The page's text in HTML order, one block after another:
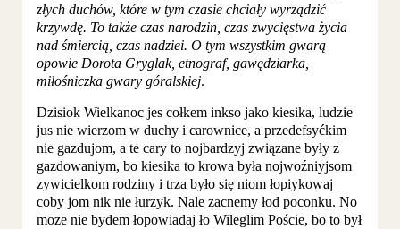
złych duchów, które w tym czasie chciały wyrządzić
krzywdę. To także czas narodzin, czas zwycięstwa życia
nad śmiercią, czas nadziei. O tym wszystkim gwarą
opowie Dorota Gryglak, etnograf, gawędziarka,
miłośniczka gwary góralskiej.
Dzisiok Wielkanoc jes cołkem inkso jako kiesika, ludzie
jus nie wierzom w duchy i carownice, a przedefsyćkim
nie gazdujom, a te cary to nojbardzyj związane były z
gazdowaniym, bo kiesika to krowa była nojwoźniyjsom
zywicielkom rodziny i trza było się niom łopiykowaj
coby jom nik nie łurzyk. Nale zacnemy łod poconku. No
moze nie bydem łopowiadaj ło Wileglim Poście, bo to był